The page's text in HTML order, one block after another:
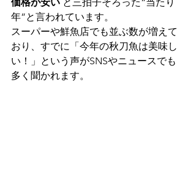
年”と言われています。
スーパーや鮮魚店でも並ぶ数が増えて
おり、すでに「今年の秋刀魚は美味し
い！」という声がSNSやニュースでも
多く聞かれます。